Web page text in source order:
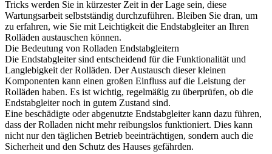
Tricks werden Sie in kürzester Zeit in der Lage sein, diese
Wartungsarbeit selbstständig durchzuführen. Bleiben Sie dran, um
zu erfahren, wie Sie mit Leichtigkeit die Endstabgleiter an Ihren
Rolläden austauschen können.
Die Bedeutung von Rolladen Endstabgleitern
Die Endstabgleiter sind entscheidend für die Funktionalität und
Langlebigkeit der Rolläden. Der Austausch dieser kleinen
Komponenten kann einen großen Einfluss auf die Leistung der
Rolläden haben. Es ist wichtig, regelmäßig zu überprüfen, ob die
Endstabgleiter noch in gutem Zustand sind.
Eine beschädigte oder abgenutzte Endstabgleiter kann dazu führen,
dass der Rolladen nicht mehr reibungslos funktioniert. Dies kann
nicht nur den täglichen Betrieb beeinträchtigen, sondern auch die
Sicherheit und den Schutz des Hauses gefährden.